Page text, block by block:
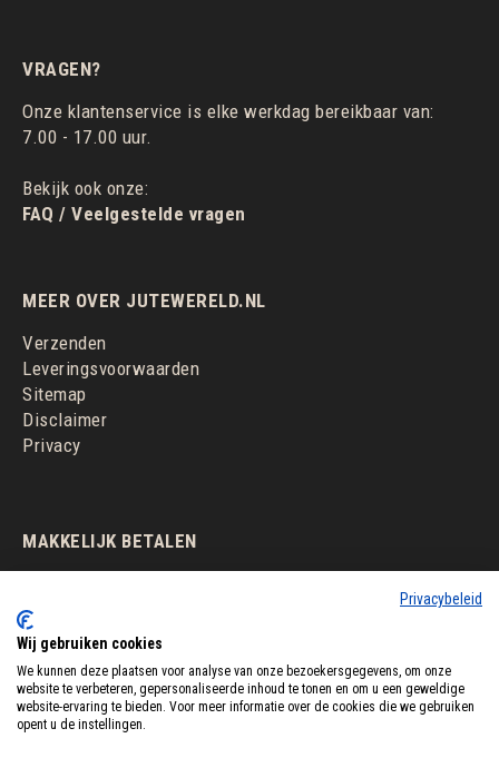
VRAGEN?
Onze klantenservice is elke werkdag bereikbaar van:
7.00 - 17.00 uur.
Bekijk ook onze:
FAQ / Veelgestelde vragen
MEER OVER JUTEWERELD.NL
Verzenden
Leveringsvoorwaarden
Sitemap
Disclaimer
Privacy
MAKKELIJK BETALEN
Privacybeleid
Wij gebruiken cookies
We kunnen deze plaatsen voor analyse van onze bezoekersgegevens, om onze
website te verbeteren, gepersonaliseerde inhoud te tonen en om u een geweldige
website-ervaring te bieden. Voor meer informatie over de cookies die we gebruiken
opent u de instellingen.